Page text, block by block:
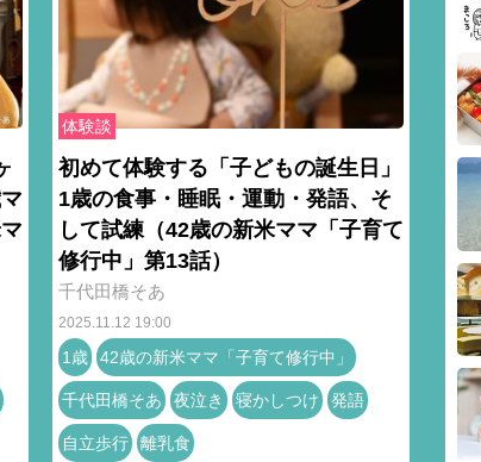
体験談
初めて体験する「子どもの誕生日」
1歳の食事・睡眠・運動・発語、そ
して試練（42歳の新米ママ「子育て
修行中」第13話）
千代田橋そあ
2025.11.12 19:00
1歳 42歳の新米ママ「子育て修行中」
千代田橋そあ 夜泣き 寝かしつけ 発語
自立歩行 離乳食